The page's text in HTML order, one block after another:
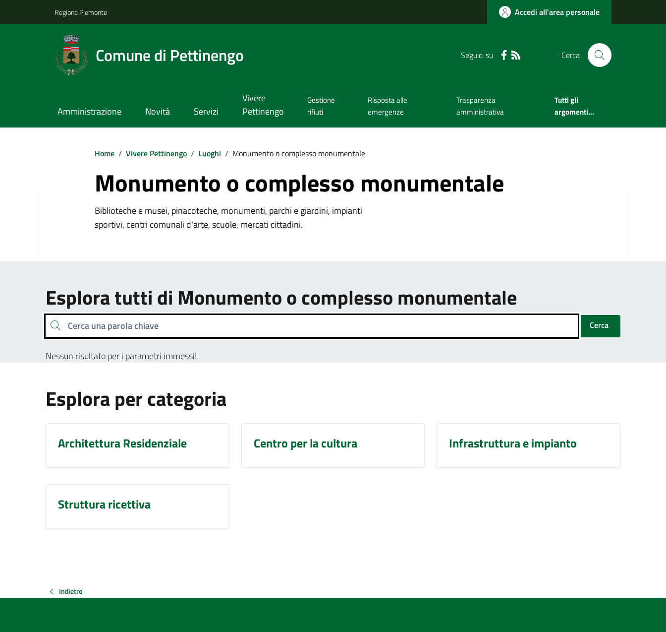
Regione Piemonte Accedi all'area personale
Comune di Pettinengo Seguici su Cerca
Amministrazione Novità Servizi
Vivere
Pettinengo
Gestione
rifiuti
Risposta alle
emergenze
Trasparenza
amministrativa
Tutti gli
argomenti...
Home / Vivere Pettinengo / Luoghi / Monumento o complesso monumentale
Monumento o complesso monumentale
Biblioteche e musei, pinacoteche, monumenti, parchi e giardini, impianti
sportivi, centri comunali d'arte, scuole, mercati cittadini.
Esplora tutti di Monumento o complesso monumentale
Cerca una parola chiave Cerca
Nessun risultato per i parametri immessi!
Esplora per categoria
Architettura Residenziale Centro per la cultura Infrastruttura e impianto
Struttura ricettiva
Indietro